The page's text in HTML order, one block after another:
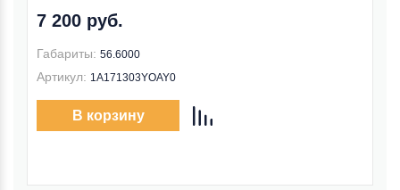
7 200 руб.
Габариты: 56.6000
Артикул: 1A171303YOAY0
В корзину